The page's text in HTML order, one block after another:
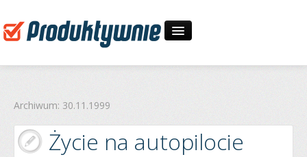
30-dniowe wyzwania
O mnie
Archiwum: 30.11.1999
Życie na autopilocie